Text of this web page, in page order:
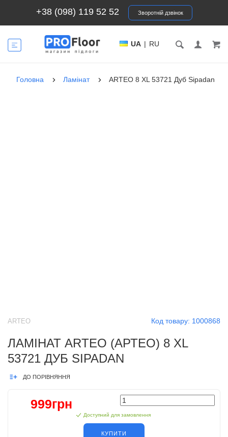
+38 (098) 119 52 52 Зворотній дзвінок
UA | RU
Головна Ламінат ARTEO 8 XL 53721 Дуб Sipadan
Код товару: 1000868
ARTEO
ЛАМІНАТ ARTEO (АРТЕО) 8 XL
53721 ДУБ SIPADAN
ДО ПОРІВНЯННЯ
999грн
Доступний для замовлення
КУПИТИ